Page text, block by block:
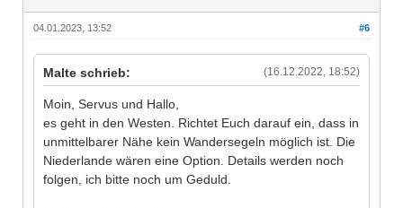
#6
04.01.2023, 13:52
(16.12.2022, 18:52)
Malte schrieb:
Moin, Servus und Hallo,
es geht in den Westen. Richtet Euch darauf ein, dass in
unmittelbarer Nähe kein Wandersegeln möglich ist. Die
Niederlande wären eine Option. Details werden noch
folgen, ich bitte noch um Geduld.